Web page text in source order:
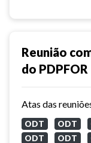
Reunião
do PDPFOR
ODT ODT
ODT
ODT